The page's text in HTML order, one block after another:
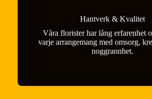
Hantverk & Kvalitet
Våra florister har lång erfarenhet
varje arrangemang med omsorg,
noggrannhet.